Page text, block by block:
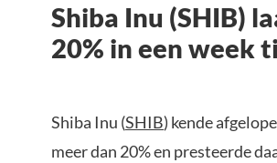
Shiba Inu (SHIB)
20% in een week
Shiba Inu (SHIB) kende
meer dan 20% en presteerde